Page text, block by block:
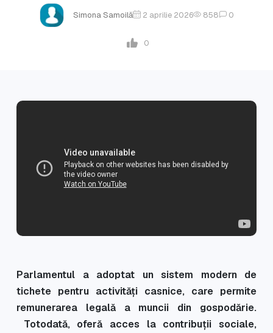
Simona Samoilă 2 aprilie 2026 858 0
0
Parlamentul a adoptat un sistem modern de
tichete pentru activități casnice, care permite
remunerarea legală a muncii din gospodărie.
Totodată, oferă acces la contribuții sociale,